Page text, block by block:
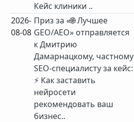
Кейс клиники ..
2026-
08-08
Приз за «🌐 Лучшее
GEO/AEO» отправляется
к Дмитрию
Дамарнацкому, частному
SEO‑специалисту за кейс:
⚡️ Как заставить
нейросети
рекомендовать ваш
бизнес..